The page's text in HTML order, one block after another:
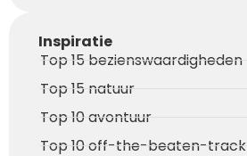
Inspiratie
Top 15 bezienswaardigheden
Top 15 natuur
Top 10 avontuur
Top 10 off-the-beaten-track